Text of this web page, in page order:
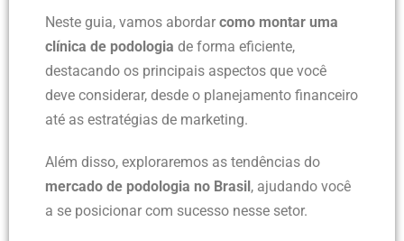
Neste guia, vamos abordar como montar uma
clínica de podologia de forma eficiente,
destacando os principais aspectos que você
deve considerar, desde o planejamento financeiro
até as estratégias de marketing.
Além disso, exploraremos as tendências do
mercado de podologia no Brasil, ajudando você
a se posicionar com sucesso nesse setor.